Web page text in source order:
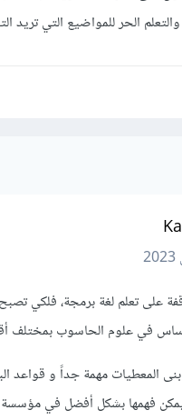
الحر للمواضيع التي تريد
على تعلم لغة برمجة، فلكي
في علوم الحاسوب بمختلف
المعطيات مهمة جداً و قواعد
يمكن فهمها بشكل أفضل في مؤسسة